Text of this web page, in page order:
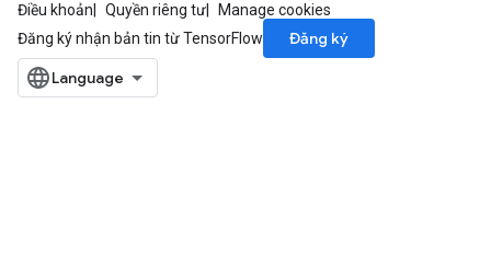
Điều khoản Quyền riêng tư
Manage cookies
Đăng ký nhận bản tin từ TensorFlow
Đăng ký